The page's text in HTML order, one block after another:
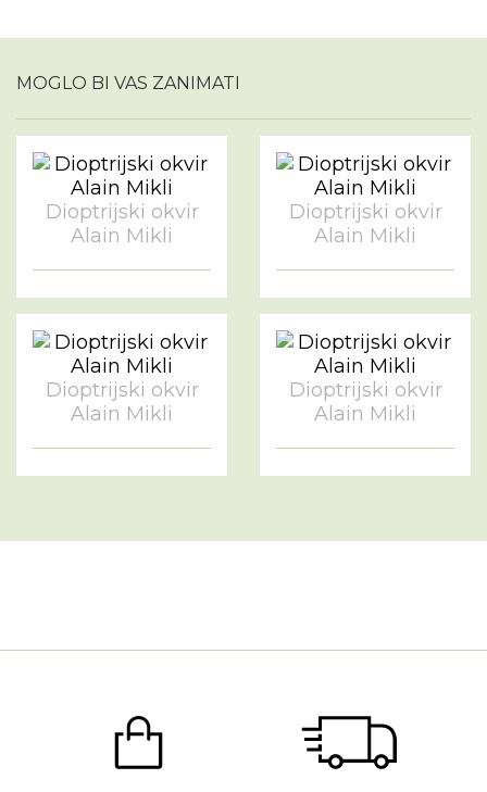
MOGLO BI VAS ZANIMATI
Dioptrijski okvir
Alain Mikli
Dioptrijski okvir
Alain Mikli
Dioptrijski okvir
Alain Mikli
Dioptrijski okvir
Alain Mikli